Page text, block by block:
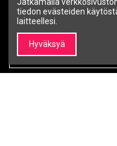
Takuu
Uutiskirje
tiedon evästeiden
laitteellesi.
Hyväksyä